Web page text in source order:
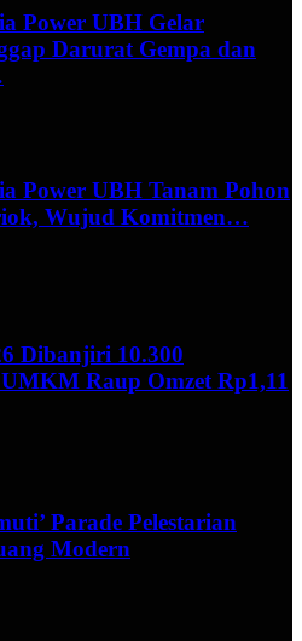
Power UBH Gelar
Darurat Gempa dan
Power UBH Tanam Pohon
Wujud Komitmen…
Dibanjiri 10.300
Raup Omzet Rp1,11
Parade Pelestarian
Modern